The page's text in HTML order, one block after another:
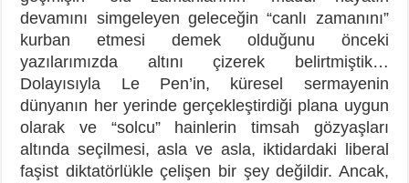
devamını simgeleyen geleceğin “canlı zamanını”
kurban etmesi demek olduğunu önceki
yazılarımızda altını çizerek belirtmiştik…
Dolayısıyla Le Pen’in, küresel sermayenin
dünyanın her yerinde gerçekleştirdiği plana uygun
olarak ve “solcu” hainlerin timsah gözyaşları
altında seçilmesi, asla ve asla, iktidardaki liberal
faşist diktatörlükle çelişen bir şey değildir. Ancak,